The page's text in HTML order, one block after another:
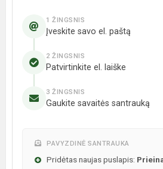
1 ŽINGSNIS
Įveskite savo el. paštą
2 ŽINGSNIS
Patvirtinkite el. laiške
3 ŽINGSNIS
Gaukite savaitės santrauką
PAVYZDINĖ SANTRAUKA
Pridėtas naujas puslapis: